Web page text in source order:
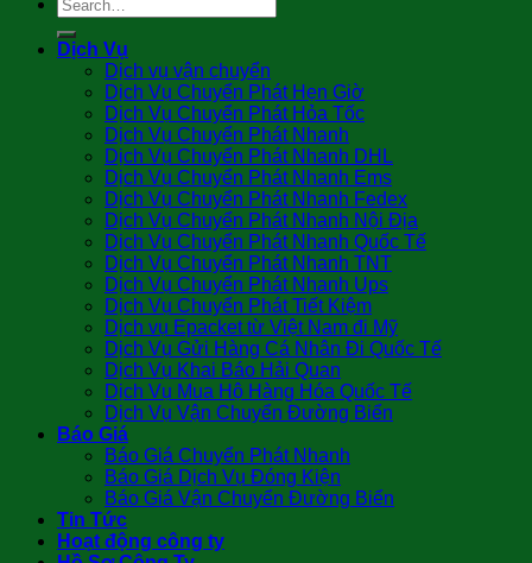
Dịch Vụ
Dịch vụ vận chuyển
Dịch Vụ Chuyển Phát Hẹn Giờ
Dịch Vụ Chuyển Phát Hỏa Tốc
Dịch Vụ Chuyển Phát Nhanh
Dịch Vụ Chuyển Phát Nhanh DHL
Dịch Vụ Chuyển Phát Nhanh Ems
Dịch Vụ Chuyển Phát Nhanh Fedex
Dịch Vụ Chuyển Phát Nhanh Nội Địa
Dịch Vụ Chuyển Phát Nhanh Quốc Tế
Dịch Vụ Chuyển Phát Nhanh TNT
Dịch Vụ Chuyển Phát Nhanh Ups
Dịch Vụ Chuyển Phát Tiết Kiệm
Dịch vụ Epacket từ Việt Nam đi Mỹ
Dịch Vụ Gửi Hàng Cá Nhân Đi Quốc Tế
Dịch Vụ Khai Báo Hải Quan
Dịch Vụ Mua Hộ Hàng Hóa Quốc Tế
Dịch Vụ Vận Chuyển Đường Biển
Báo Giá
Báo Giá Chuyển Phát Nhanh
Báo Giá Dịch Vụ Đóng Kiện
Báo Giá Vận Chuyển Đường Biển
Tin Tức
Hoạt động công ty